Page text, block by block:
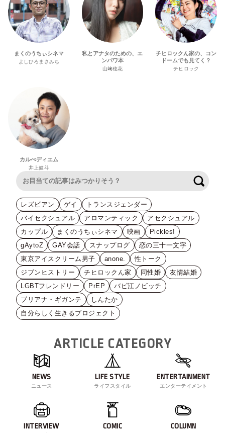
まくのうちぃシネマ
よしひろまさみち
私とアナタのための、エ
ンパワ本
山﨑穂花
チヒロックん家の、コン
ドームでも見てく？
チヒロック
カルぺディエム
井上健斗
レズビアン ゲイ
トランスジェンダー
バイセクシュアル
アロマンティック
アセクシュアル
カップル
まくのうちぃシネマ 映画
Pickles!
gAytoZ
GAY会話 スナップログ
恋の三十一文字
東京アイスクリーム男子
anone.
性トーク
ジブンヒストリー
チヒロックん家 同性婚
友情結婚
LGBTフレンドリー
PrEP
バビ江ノビッチ
ブリアナ・ギガンテ
しんたか
自分らしく生きるプロジェクト
ARTICLE CATEGORY
NEWS
ニュース
LIFE STYLE
ライフスタイル
ENTERTAINMENT
エンターテイメント
INTERVIEW COMIC COLUMN